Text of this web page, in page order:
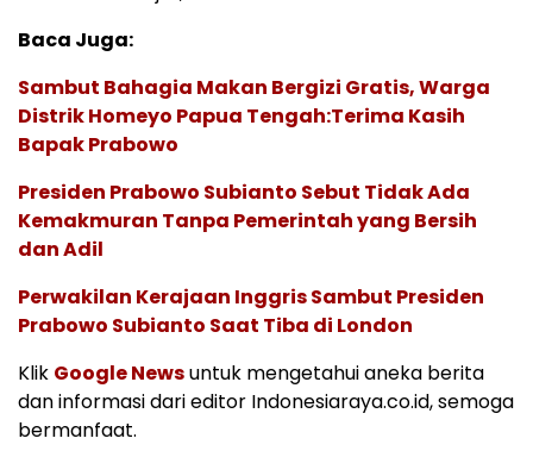
Baca Juga:
Sambut Bahagia Makan Bergizi Gratis, Warga
Distrik Homeyo Papua Tengah:Terima Kasih
Bapak Prabowo
Presiden Prabowo Subianto Sebut Tidak Ada
Kemakmuran Tanpa Pemerintah yang Bersih
dan Adil
Perwakilan Kerajaan Inggris Sambut Presiden
Prabowo Subianto Saat Tiba di London
Klik Google Newsuntuk mengetahui aneka berita
dan informasi dari editor Indonesiaraya.co.id, semoga
bermanfaat.